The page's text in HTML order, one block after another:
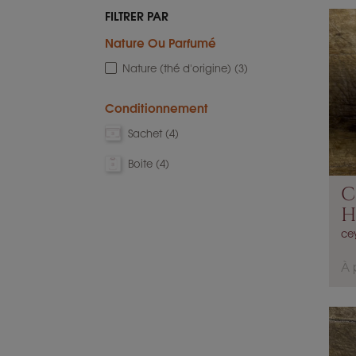
FILTRER PAR
Nature Ou Parfumé
Nature (thé d'origine) (3)
Conditionnement
Sachet (4)
Boite (4)
-
P
x
À